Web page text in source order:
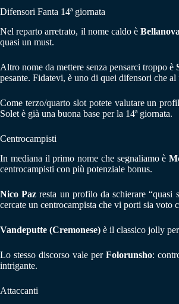
Difensori Fanta 14ª giornata
Nel reparto arretrato, il nome caldo è
quasi un must.
Altro nome da mettere senza pensarci troppo è
pesante. Fidatevi, è uno di quei difensori che
Come terzo/quarto slot potete valutare un
Solet è già una buona base per la 14ª giornata.
Centrocampisti
In mediana il primo nome che segnaliamo è
centrocampisti con più potenziale bonus.
Nico Paz resta un profilo da schierare
cercate un centrocampista che vi porti sia voto
Vandeputte (Cremonese) è il classico jolly
Lo stesso discorso vale per Folorunsho:
intrigante.
Attaccanti